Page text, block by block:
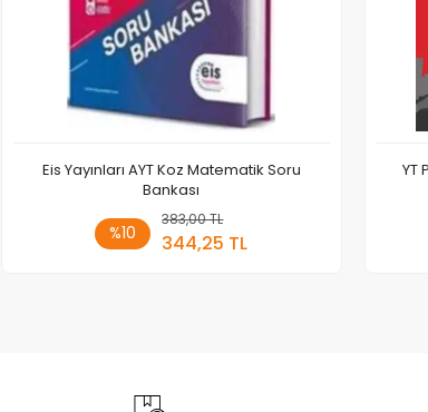
Eis Yayınları AYT Koz Matematik Soru
Bankası
%10
383,00 TL
344,25 TL
Sepete Ekle
YT